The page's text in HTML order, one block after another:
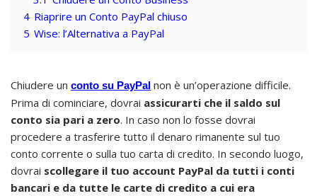
4 Riaprire un Conto PayPal chiuso
5 Wise: l’Alternativa a PayPal
Chiudere un conto su PayPal non è un’operazione difficile.
Prima di cominciare, dovrai assicurarti che il saldo sul
conto sia pari a zero. In caso non lo fosse dovrai
procedere a trasferire tutto il denaro rimanente sul tuo
conto corrente o sulla tuo carta di credito. In secondo luogo,
dovrai scollegare il tuo account PayPal da tutti i conti
bancari e da tutte le carte di credito a cui era